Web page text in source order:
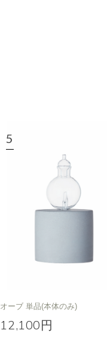
オーブ 単品(本体のみ)
12,100円